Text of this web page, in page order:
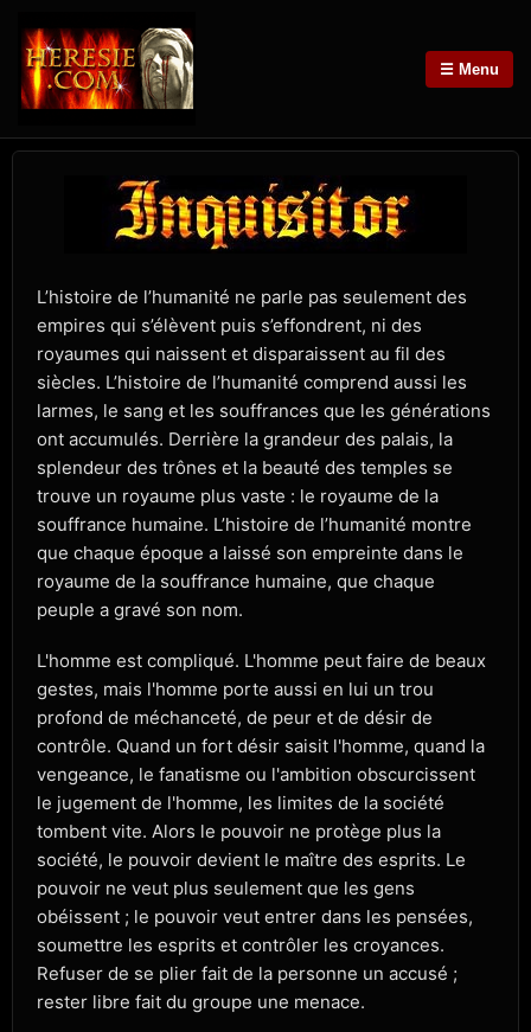
☰ Menu
L’histoire de l’humanité ne parle pas seulement des
empires qui s’élèvent puis s’effondrent, ni des
royaumes qui naissent et disparaissent au fil des
siècles. L’histoire de l’humanité comprend aussi les
larmes, le sang et les souffrances que les générations
ont accumulés. Derrière la grandeur des palais, la
splendeur des trônes et la beauté des temples se
trouve un royaume plus vaste : le royaume de la
souffrance humaine. L’histoire de l’humanité montre
que chaque époque a laissé son empreinte dans le
royaume de la souffrance humaine, que chaque
peuple a gravé son nom.
L'homme est compliqué. L'homme peut faire de beaux
gestes, mais l'homme porte aussi en lui un trou
profond de méchanceté, de peur et de désir de
contrôle. Quand un fort désir saisit l'homme, quand la
vengeance, le fanatisme ou l'ambition obscurcissent
le jugement de l'homme, les limites de la société
tombent vite. Alors le pouvoir ne protège plus la
société, le pouvoir devient le maître des esprits. Le
pouvoir ne veut plus seulement que les gens
obéissent ; le pouvoir veut entrer dans les pensées,
soumettre les esprits et contrôler les croyances.
Refuser de se plier fait de la personne un accusé ;
rester libre fait du groupe une menace.